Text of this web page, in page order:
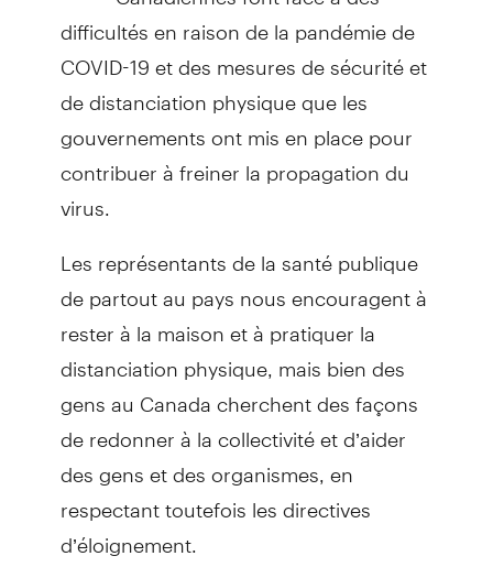
difficultés en raison de la pandémie de
COVID-19 et des mesures de sécurité et
de distanciation physique que les
gouvernements ont mis en place pour
contribuer à freiner la propagation du
virus.
Les représentants de la santé publique
de partout au pays nous encouragent à
rester à la maison et à pratiquer la
distanciation physique, mais bien des
gens au Canada cherchent des façons
de redonner à la collectivité et d’aider
des gens et des organismes, en
respectant toutefois les directives
d’éloignement.